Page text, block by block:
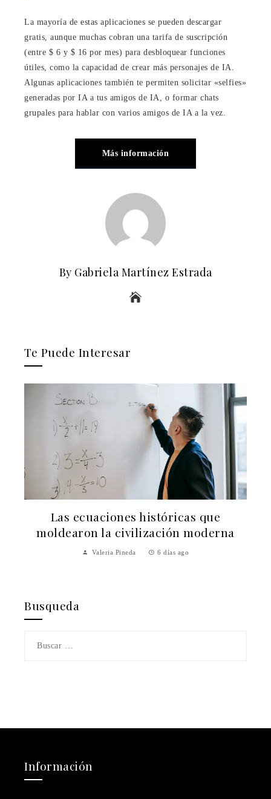
La mayoría de estas aplicaciones se pueden descargar
gratis, aunque muchas cobran una tarifa de suscripción
(entre $ 6 y $ 16 por mes) para desbloquear funciones
útiles, como la capacidad de crear más personajes de IA.
Algunas aplicaciones también te permiten solicitar «selfies»
generadas por IA a tus amigos de IA, o formar chats
grupales para hablar con varios amigos de IA a la vez.
Más información
By Gabriela Martínez Estrada
Te Puede Interesar
Las ecuaciones históricas que
moldearon la civilización moderna
Valeria Pineda 6 días ago
Busqueda
Información